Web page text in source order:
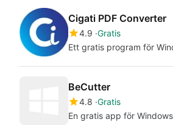
Cigati PDF Converter
4.9 Gratis
Ett gratis program för
BeCutter
4.8 Gratis
En gratis app för